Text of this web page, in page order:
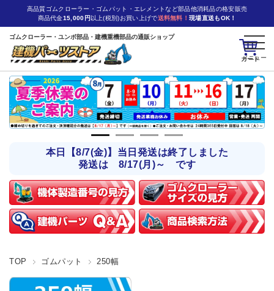
カート
高品質ゴムクローラー・ゴムパット・エレメントなど部品他消耗品の格安販売
商品代金15,000円 以上(税別)お買い上げで送料無料！ 現場直送もOK！
ゴムクローラー・ユンボ部品・建機重機部品の通販ショップ
本日【8/7(金)】当日発送は終了しました
発送は 8/17(月)～ です
TOP ゴムパット 250幅